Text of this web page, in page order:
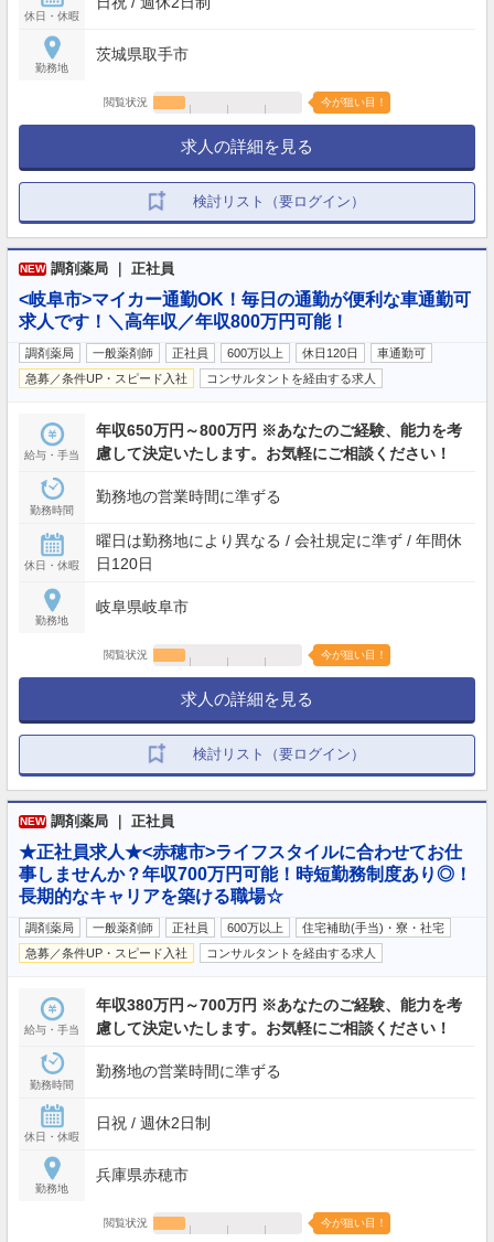
休日・休暇
勤務地
茨城県取手市
閲覧状況 今が狙い目！
求人の詳細を見る
検討リスト（要ログイン）
NEW 調剤薬局 ｜ 正社員
<岐阜市>マイカー通勤OK！毎日の通勤が便利な車通勤可
求人です！＼高年収／年収800万円可能！
調剤薬局 一般薬剤師 正社員 600万以上 休日120日
車通勤可
急募／条件UP・スピード入社
コンサルタントを経由する求人
給与・手当
年収650万円～800万円 ※あなたのご経験、能力を考
慮して決定いたします。お気軽にご相談ください！
勤務時間
勤務地の営業時間に準ずる
休日・休暇
曜日は勤務地により異なる / 会社規定に準ず / 年間休
日120日
勤務地
岐阜県岐阜市
閲覧状況 今が狙い目！
求人の詳細を見る
検討リスト（要ログイン）
NEW 調剤薬局 ｜ 正社員
★正社員求人★<赤穂市>ライフスタイルに合わせてお仕
事しませんか？年収700万円可能！時短勤務制度あり◎！
長期的なキャリアを築ける職場☆
調剤薬局 一般薬剤師 正社員 600万以上
住宅補助(手当)・寮・社宅
急募／条件UP・スピード入社
コンサルタントを経由する求人
給与・手当
年収380万円～700万円 ※あなたのご経験、能力を考
慮して決定いたします。お気軽にご相談ください！
勤務時間
勤務地の営業時間に準ずる
休日・休暇
日祝 / 週休2日制
勤務地
兵庫県赤穂市
閲覧状況 今が狙い目！